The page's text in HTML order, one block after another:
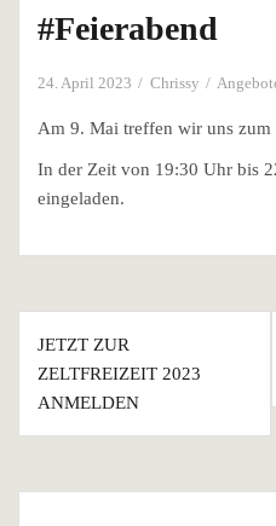
#Feierabend
24. April 2023 Chrissy
Am 9. Mai treffen wir uns zum
In der Zeit von 19:30 Uhr bis
eingeladen.
JETZT ZUR
ZELTFREIZEIT 2023
ANMELDEN